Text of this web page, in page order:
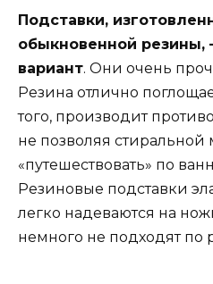
Подставки,
обыкновенной
вариант. Они очень
Резина отлично
того, производит
не позволяя
«путешествовать» по
Резиновые подставки
легко надеваются на
немного не подходят по